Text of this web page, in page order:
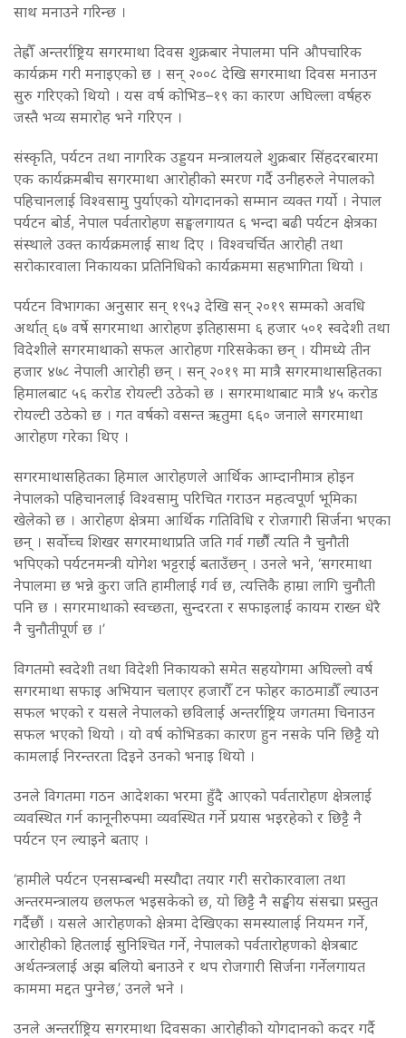
साथ मनाउने गरिन्छ ।
तेह्रौँ अन्तर्राष्ट्रिय सगरमाथा दिवस शुक्रबार नेपालमा पनि औपचारिक
कार्यक्रम गरी मनाइएको छ । सन् २००८ देखि सगरमाथा दिवस मनाउन
सुरु गरिएको थियो । यस वर्ष कोभिड–१९ का कारण अघिल्ला वर्षहरु
जस्तै भव्य समारोह भने गरिएन ।
संस्कृति, पर्यटन तथा नागरिक उड्डयन मन्त्रालयले शुक्रबार सिंहदरबारमा
एक कार्यक्रमबीच सगरमाथा आरोहीको स्मरण गर्दै उनीहरुले नेपालको
पहिचानलाई विश्वसामु पुर्याएको योगदानको सम्मान व्यक्त गर्यो । नेपाल
पर्यटन बोर्ड, नेपाल पर्वतारोहण सङ्घलगायत ६ भन्दा बढी पर्यटन क्षेत्रका
संस्थाले उक्त कार्यक्रमलाई साथ दिए । विश्वचर्चित आरोही तथा
सरोकारवाला निकायका प्रतिनिधिको कार्यक्रममा सहभागिता थियो ।
पर्यटन विभागका अनुसार सन् १९५३ देखि सन् २०१९ सम्मको अवधि
अर्थात् ६७ वर्षे सगरमाथा आरोहण इतिहासमा ६ हजार ५०१ स्वदेशी तथा
विदेशीले सगरमाथाको सफल आरोहण गरिसकेका छन् । यीमध्ये तीन
हजार ४७८ नेपाली आरोही छन् । सन् २०१९ मा मात्रै सगरमाथासहितका
हिमालबाट ५६ करोड रोयल्टी उठेको छ । सगरमाथाबाट मात्रै ४५ करोड
रोयल्टी उठेको छ । गत वर्षको वसन्त ऋतुमा ६६० जनाले सगरमाथा
आरोहण गरेका थिए ।
सगरमाथासहितका हिमाल आरोहणले आर्थिक आम्दानीमात्र होइन
नेपालको पहिचानलाई विश्वसामु परिचित गराउन महत्वपूर्ण भूमिका
खेलेको छ । आरोहण क्षेत्रमा आर्थिक गतिविधि र रोजगारी सिर्जना भएका
छन् । सर्वोच्च शिखर सगरमाथाप्रति जति गर्व गर्छौैं त्यति नै चुनौती
भपिएको पर्यटनमन्त्री योगेश भट्टराई बताउँछन् । उनले भने, ‘सगरमाथा
नेपालमा छ भन्ने कुरा जति हामीलाई गर्व छ, त्यत्तिकै हाम्रा लागि चुनौती
पनि छ । सगरमाथाको स्वच्छता, सुन्दरता र सफाइलाई कायम राख्न धेरै
नै चुनौतीपूर्ण छ ।’
विगतमो स्वदेशी तथा विदेशी निकायको समेत सहयोगमा अघिल्लो वर्ष
सगरमाथा सफाइ अभियान चलाएर हजारौँ टन फोहर काठमाडौँ ल्याउन
सफल भएको र यसले नेपालको छविलाई अन्तर्राष्ट्रिय जगतमा चिनाउन
सफल भएको थियो । यो वर्ष कोभिडका कारण हुन नसके पनि छिट्टै यो
कामलाई निरन्तरता दिइने उनको भनाइ थियो ।
उनले विगतमा गठन आदेशका भरमा हुँदै आएको पर्वतारोहण क्षेत्रलाई
व्यवस्थित गर्न कानूनीरुपमा व्यवस्थित गर्ने प्रयास भइरहेको र छिट्टै नै
पर्यटन एन ल्याइने बताए ।
‘हामीले पर्यटन एनसम्बन्धी मस्यौदा तयार गरी सरोकारवाला तथा
अन्तरमन्त्रालय छलफल भइसकेको छ, यो छिट्टै नै सङ्घीय संसद्मा प्रस्तुत
गर्दैछाैं । यसले आरोहणको क्षेत्रमा देखिएका समस्यालाई नियमन गर्ने,
आरोहीको हितलाई सुनिश्चित गर्ने, नेपालको पर्वतारोहणको क्षेत्रबाट
अर्थतन्त्रलाई अझ बलियो बनाउने र थप रोजगारी सिर्जना गर्नेलगायत
काममा मद्दत पुग्नेछ,’ उनले भने ।
उनले अन्तर्राष्ट्रिय सगरमाथा दिवसका आरोहीको योगदानको कदर गर्दै